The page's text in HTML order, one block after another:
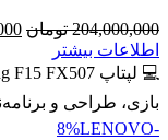
204,000,000 تومان
اطلاعات بیشتر
بازی، طراحی و
-8%
LENOVO